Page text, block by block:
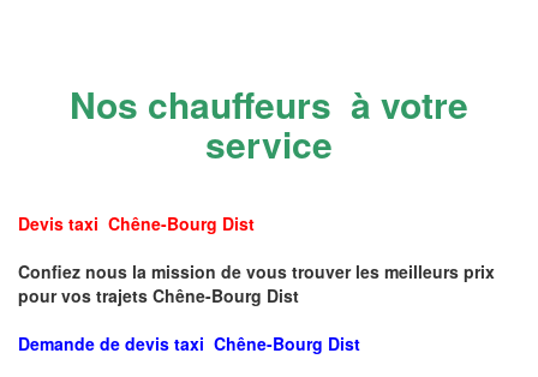
Nos chauffeurs à votre
service
Devis taxi Chêne-Bourg Dist
Confiez nous la mission de vous trouver les meilleurs prix
pour vos trajets Chêne-Bourg Dist
Demande de devis taxi Chêne-Bourg Dist